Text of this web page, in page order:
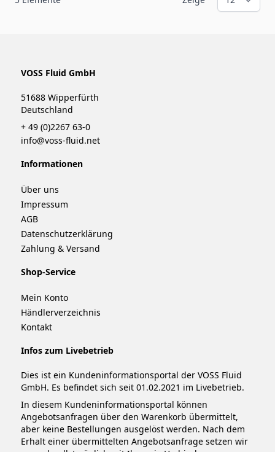
VOSS Fluid GmbH
51688 Wipperfürth
Deutschland
+ 49 (0)2267 63-0
info@voss-fluid.net
Informationen
Über uns
Impressum
AGB
Datenschutzerklärung
Zahlung & Versand
Shop-Service
Mein Konto
Händlerverzeichnis
Kontakt
Infos zum Livebetrieb
Dies ist ein Kundeninformationsportal der VOSS Fluid
GmbH. Es befindet sich seit 01.02.2021 im Livebetrieb.
In diesem Kundeninformationsportal können
Angebotsanfragen über den Warenkorb übermittelt,
aber keine Bestellungen ausgelöst werden. Nach dem
Erhalt einer übermittelten Angebotsanfrage setzen wir